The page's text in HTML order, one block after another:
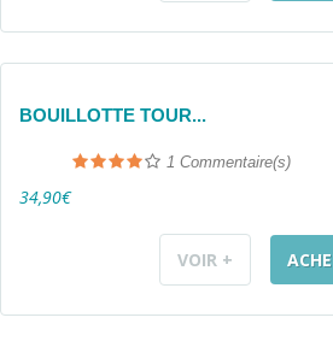
BOUILLOTTE TOUR...
1 Commentaire(s)
34,90€
VOIR +